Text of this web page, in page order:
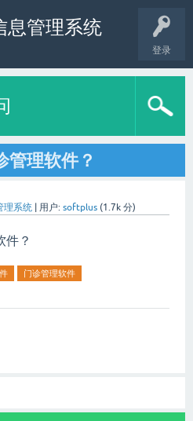
登录
息管理系统
管理软件？
理系统 用户: softplus (1.7k 分)
件？
门诊管理软件